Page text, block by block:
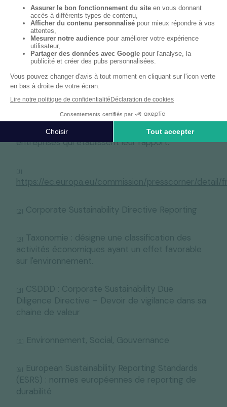
entreprises ;
module complet
informations de durabilité susceptibles d’être
demandées par les banques, les investisseurs
et les entreprises clientes en plus des
informations contenues dans le module de
base.
Les informations demandées sont
proportionnées et adaptées à la taille des
entreprises qui établissent leur rapport.
https://ec.europa.eu/commission/presscorner/detail/
[2] Corporate Sustainability Directive Reporting
[3]
Taxonomie : désigne une classification des
activités économiques ayant un effet favorable
sur l'environnement.
[4]
CSDDD : Corporate Sustainability Due
Diligence Directive – Devoir de vigilance dans sa
chaine de valeur
Environnement, Social, Gouvernance
European Sustainability Reporting Standards
(ESRS) : normes européennes de reporting de
durabilité